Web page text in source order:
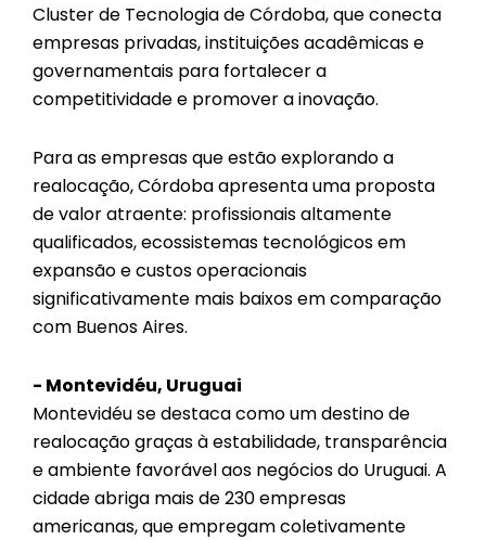
Cluster de Tecnologia de Córdoba, que conecta
empresas privadas, instituições acadêmicas e
governamentais para fortalecer a
competitividade e promover a inovação.
Para as empresas que estão explorando a
realocação, Córdoba apresenta uma proposta
de valor atraente: profissionais altamente
qualificados, ecossistemas tecnológicos em
expansão e custos operacionais
significativamente mais baixos em comparação
com Buenos Aires.
- Montevidéu, Uruguai
Montevidéu se destaca como um destino de
realocação graças à estabilidade, transparência
e ambiente favorável aos negócios do Uruguai. A
cidade abriga mais de 230 empresas
americanas, que empregam coletivamente